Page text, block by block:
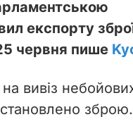
експорту
червня пише
вивіз
зброю.